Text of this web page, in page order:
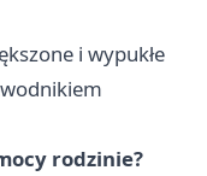
i wypukłe
rodzinie?